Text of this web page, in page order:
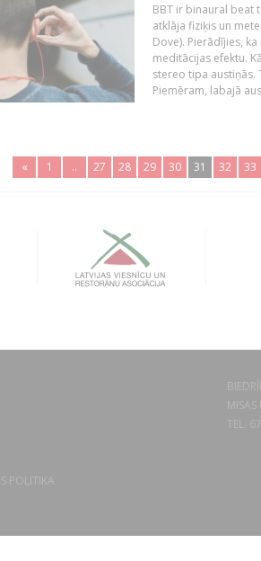
BBT ir binaural beat
atklāja fiziķis un
Dove). Pierādījies,
meditācijas efektu.
stereo tipa austiņās.
Piemēram, labajā
« 1 .. 27 28 29 30 31 32 33
POLITIKA
TEL.